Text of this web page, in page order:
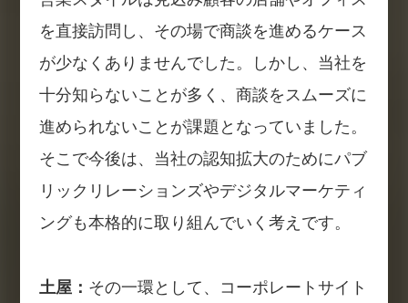
を直接訪問し、その場で商談を進めるケース
が少なくありませんでした。しかし、当社を
十分知らないことが多く、商談をスムーズに
進められないことが課題となっていました。
そこで今後は、当社の認知拡大のためにパブ
リックリレーションズやデジタルマーケティ
ングも本格的に取り組んでいく考えです。
土屋： その一環として、コーポレートサイト